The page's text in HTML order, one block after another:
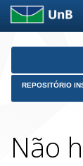
Skip
REPOSITÓRIO
Não